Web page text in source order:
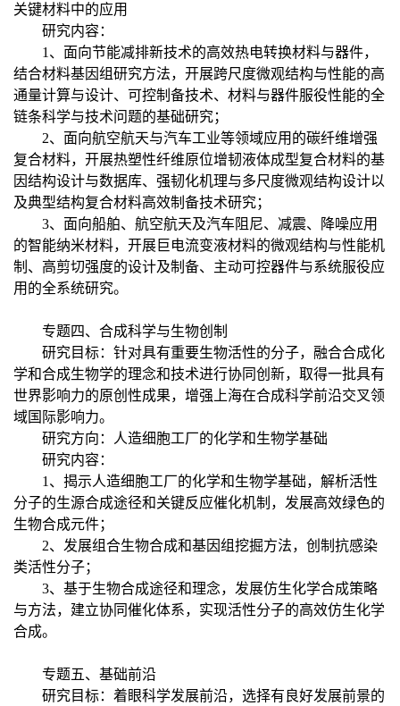
关键材料中的应用
研究内容：
1、面向节能减排新技术的高效热电转换材料与器件，
结合材料基因组研究方法，开展跨尺度微观结构与性能的高
通量计算与设计、可控制备技术、材料与器件服役性能的全
链条科学与技术问题的基础研究；
2、面向航空航天与汽车工业等领域应用的碳纤维增强
复合材料，开展热塑性纤维原位增韧液体成型复合材料的基
因结构设计与数据库、强韧化机理与多尺度微观结构设计以
及典型结构复合材料高效制备技术研究；
3、面向船舶、航空航天及汽车阻尼、减震、降噪应用
的智能纳米材料，开展巨电流变液材料的微观结构与性能机
制、高剪切强度的设计及制备、主动可控器件与系统服役应
用的全系统研究。
专题四、合成科学与生物创制
研究目标：针对具有重要生物活性的分子，融合合成化
学和合成生物学的理念和技术进行协同创新，取得一批具有
世界影响力的原创性成果，增强上海在合成科学前沿交叉领
域国际影响力。
研究方向：人造细胞工厂的化学和生物学基础
研究内容：
1、揭示人造细胞工厂的化学和生物学基础，解析活性
分子的生源合成途径和关键反应催化机制，发展高效绿色的
生物合成元件；
2、发展组合生物合成和基因组挖掘方法，创制抗感染
类活性分子；
3、基于生物合成途径和理念，发展仿生化学合成策略
与方法，建立协同催化体系，实现活性分子的高效仿生化学
合成。
专题五、基础前沿
研究目标：着眼科学发展前沿，选择有良好发展前景的